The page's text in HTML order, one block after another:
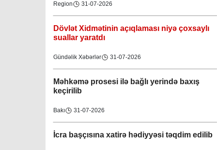
Region 31-07-2026
Dövlət Xidmətinin açıqlaması niyə çoxsaylı
suallar yaratdı
Gündəlik Xəbərlər 31-07-2026
Məhkəmə prosesi ilə bağlı yerində baxış
keçirilib
Bakı 31-07-2026
İcra başçısına xatirə hədiyyəsi təqdim edilib